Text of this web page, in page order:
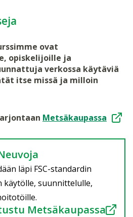
ovat
opiskelijoille ja
verkossa käytäviä
itse missä ja milloin
Metsäkaupassa
läpi FSC-standardin
käytölle, suunnittelulle,
Metsäkaupassa